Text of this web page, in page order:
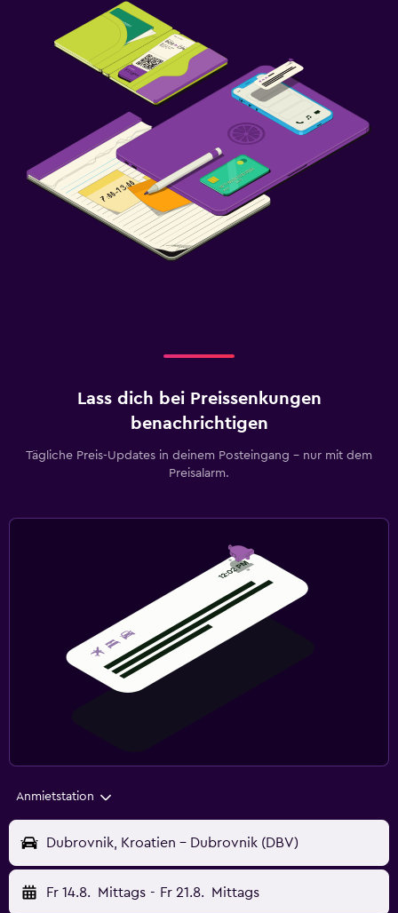
Lass dich bei Preissenkungen
benachrichtigen
Tägliche Preis-Updates in deinem Posteingang – nur mit dem
Preisalarm.
Anmietstation
Dubrovnik, Kroatien - Dubrovnik (DBV)
Fr 14.8. Mittags - Fr 21.8. Mittags